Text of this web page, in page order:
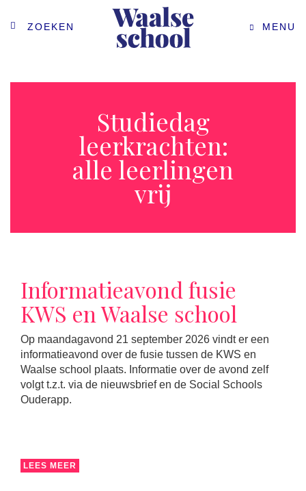
ZOEKEN MENU
Studiedag
leerkrachten:
alle leerlingen
vrij
Informatieavond fusie
KWS en Waalse school
Op maandagavond 21 september 2026 vindt er een
informatieavond over de fusie tussen de KWS en
Waalse school plaats. Informatie over de avond zelf
volgt t.z.t. via de nieuwsbrief en de Social Schools
Ouderapp.
LEES MEER